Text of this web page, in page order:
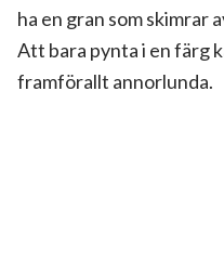
ha en gran som skimrar
Att bara pynta i en färg
framförallt annorlunda.